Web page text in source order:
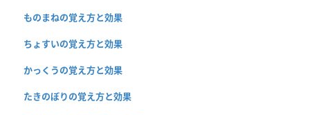
ものまねの覚え方と効果
ちょすいの覚え方と効果
かっくうの覚え方と効果
たきのぼりの覚え方と効果